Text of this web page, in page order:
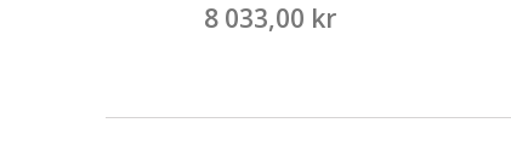
8 033,00 kr